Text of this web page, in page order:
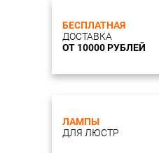
БЕСПЛАТНАЯ
ДОСТАВКА
ОТ 10000 РУБЛЕЙ
ЛАМПЫ
ДЛЯ ЛЮСТР